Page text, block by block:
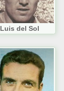
Luis del Sol